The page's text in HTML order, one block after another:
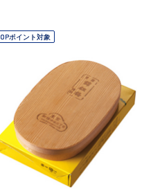
OPポイント対象